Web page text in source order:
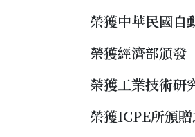
榮獲中華民國自
榮獲經濟部頒發
榮獲工業技術研
榮獲ICPE所頒贈